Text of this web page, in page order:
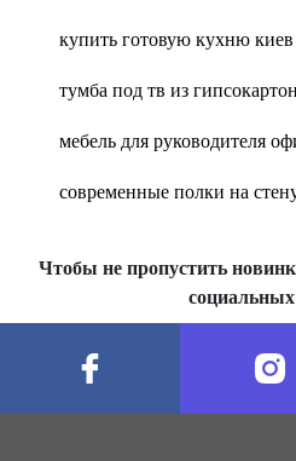
купить готовую кухню
тумба под тв из
мебель для руководителя
современные полки на
Чтобы не пропустить